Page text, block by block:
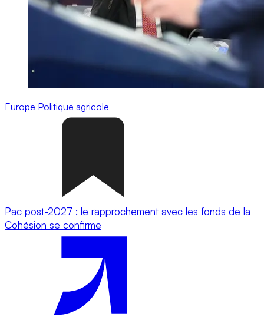
Europe Politique agricole
Pac post-2027 : le rapprochement avec les fonds de la
Cohésion se confirme